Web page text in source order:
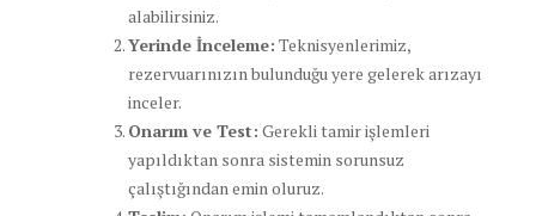
alabilirsiniz.
Yerinde İnceleme: Teknisyenlerimiz,
rezervuarınızın bulunduğu yere gelerek arızayı
inceler.
Onarım ve Test: Gerekli tamir işlemleri
yapıldıktan sonra sistemin sorunsuz
çalıştığından emin oluruz.